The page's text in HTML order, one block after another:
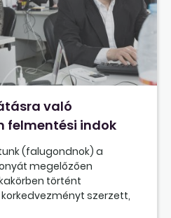
való
felmentési indok
(falugondnok) a
megelőzően
történt
szerzett,